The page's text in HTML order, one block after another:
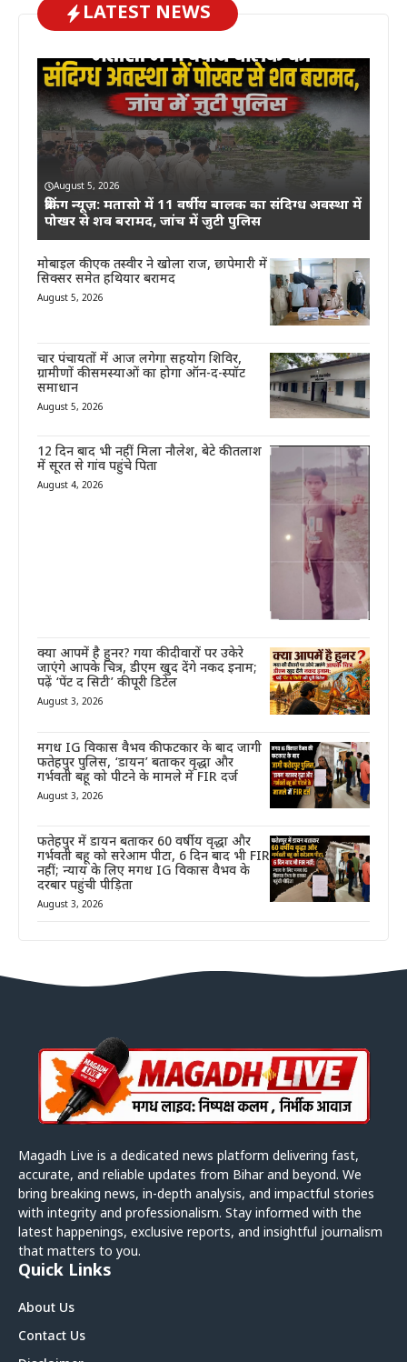
LATEST NEWS
August 5, 2026
ब्रेकिंग न्यूज़: मतासो में 11 वर्षीय बालक का संदिग्ध अवस्था में
पोखर से शव बरामद, जांच में जुटी पुलिस
मोबाइल की एक तस्वीर ने खोला राज, छापेमारी में
सिक्सर समेत हथियार बरामद
August 5, 2026
चार पंचायतों में आज लगेगा सहयोग शिविर,
ग्रामीणों की समस्याओं का होगा ऑन-द-स्पॉट
समाधान
August 5, 2026
12 दिन बाद भी नहीं मिला नौलेश, बेटे की तलाश
में सूरत से गांव पहुंचे पिता
August 4, 2026
क्या आपमें है हुनर? गया की दीवारों पर उकेरे
जाएंगे आपके चित्र, डीएम खुद देंगे नकद इनाम;
पढ़ें ‘पेंट द सिटी’ की पूरी डिटेल
August 3, 2026
मगध IG विकास वैभव की फटकार के बाद जागी
फतेहपुर पुलिस, ‘डायन’ बताकर वृद्धा और
गर्भवती बहू को पीटने के मामले में FIR दर्ज
August 3, 2026
फतेहपुर में डायन बताकर 60 वर्षीय वृद्धा और
गर्भवती बहू को सरेआम पीटा, 6 दिन बाद भी FIR
नहीं; न्याय के लिए मगध IG विकास वैभव के
दरबार पहुंची पीड़िता
August 3, 2026
Magadh Live is a dedicated news platform delivering fast,
accurate, and reliable updates from Bihar and beyond. We
bring breaking news, in-depth analysis, and impactful stories
with integrity and professionalism. Stay informed with the
latest happenings, exclusive reports, and insightful journalism
that matters to you.
Quick Links
About Us
Contact Us